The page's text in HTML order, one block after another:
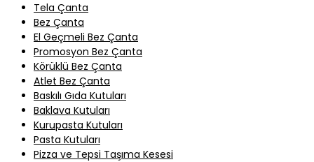
Tela Çanta
Bez Çanta
El Geçmeli Bez Çanta
Promosyon Bez Çanta
Körüklü Bez Çanta
Atlet Bez Çanta
Baskılı Gıda Kutuları
Baklava Kutuları
Kurupasta Kutuları
Pasta Kutuları
Pizza ve Tepsi Taşıma Kesesi